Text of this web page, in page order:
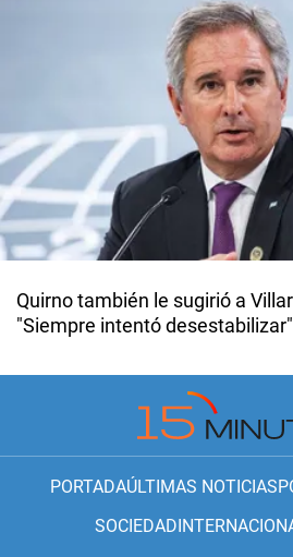
Quirno también le sugirió a
"Siempre intentó desestabilizar"
PORTADAÚLTIMAS NOTICIAS
SOCIEDAD